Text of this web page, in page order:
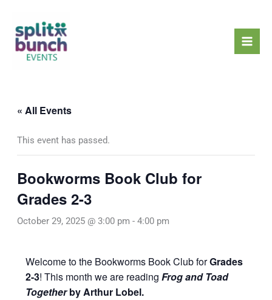
content
« All Events
This event has passed.
Bookworms Book Club for
Grades 2-3
October 29, 2025 @ 3:00 pm - 4:00 pm
Welcome to the Bookworms Book Club forGrades
2-3! This month we are reading Frog and Toad
Togetherby Arthur Lobel.